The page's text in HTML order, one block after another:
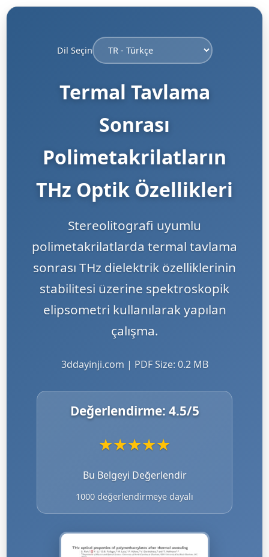
Dil Seçin
Termal Tavlama
Sonrası
Polimetakrilatların
THz Optik Özellikleri
Stereolitografi uyumlu
polimetakrilatlarda termal tavlama
sonrası THz dielektrik özelliklerinin
stabilitesi üzerine spektroskopik
elipsometri kullanılarak yapılan
çalışma.
3ddayinji.com | PDF Size: 0.2 MB
Değerlendirme: 4.5/5
★★★★★
Bu Belgeyi Değerlendir
1000 değerlendirmeye dayalı